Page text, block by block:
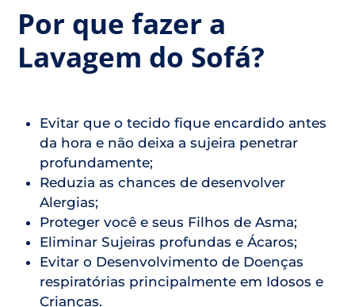
Por que fazer a
Lavagem do Sofá?
Evitar que o tecido fique encardido antes
da hora e não deixa a sujeira penetrar
profundamente;
Reduzia as chances de desenvolver
Alergias;
Proteger você e seus Filhos de Asma;
Eliminar Sujeiras profundas e Ácaros;
Evitar o Desenvolvimento de Doenças
respiratórias principalmente em Idosos e
Crianças.